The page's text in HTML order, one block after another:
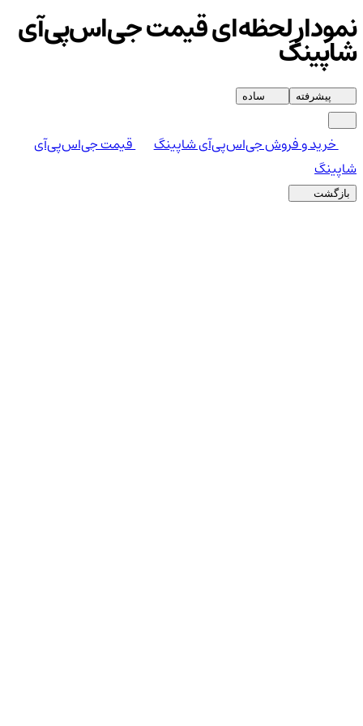
نمودار لحظه‌ای قیمت جی‌اس‌پی‌آی
شاپینگ
پیشرفته ساده
خرید و فروش جی‌اس‌پی‌آی شاپینگ
قیمت جی‌اس‌پی‌آی
شاپینگ
بازگشت